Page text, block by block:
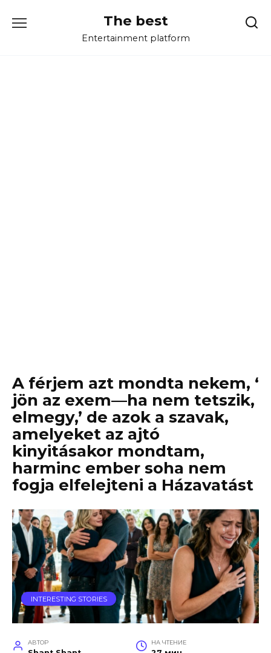
The best
Entertainment platform
A férjem azt mondta nekem, ‘
jön az exem—ha nem tetszik,
elmegy,’ de azok a szavak,
amelyeket az ajtó
kinyitásakor mondtam,
harminc ember soha nem
fogja elfelejteni a Házavatást
INTERESTING STORIES
АВТОР НА ЧТЕНИЕ